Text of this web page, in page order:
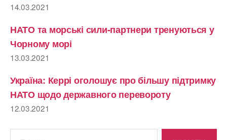
14.03.2021
НАТО та морські сили-партнери тренуються у
Чорному морі
13.03.2021
Україна: Керрі оголошує про більшу підтримку
НАТО щодо державного перевороту
12.03.2021